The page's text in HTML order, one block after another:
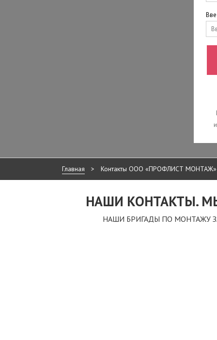
и
Главная > Контакты ООО «ПРОФЛИСТ МОНТАЖ»
НАШИ КОНТАКТЫ.
НАШИ БРИГАДЫ ПО МОНТАЖУ